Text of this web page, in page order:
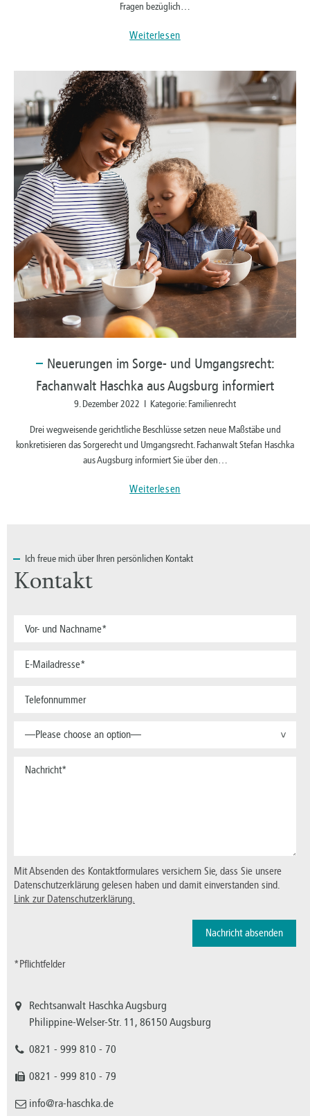
Fragen bezüglich…
Weiterlesen
Neuerungen im Sorge- und Umgangsrecht:
Fachanwalt Haschka aus Augsburg informiert
9. Dezember 2022 I Kategorie: Familienrecht
Drei wegweisende gerichtliche Beschlüsse setzen neue Maßstäbe und
konkretisieren das Sorgerecht und Umgangsrecht. Fachanwalt Stefan Haschka
aus Augsburg informiert Sie über den…
Weiterlesen
Ich freue mich über Ihren persönlichen Kontakt
Kontakt
—Please choose an option— >
Mit Absenden des Kontaktformulares versichern Sie, dass Sie unsere
Datenschutzerklärung gelesen haben und damit einverstanden sind.
Link zur Datenschutzerklärung.
*Pflichtfelder
Rechtsanwalt Haschka Augsburg
Philippine-Welser-Str. 11, 86150 Augsburg
0821 - 999 810 - 70
0821 - 999 810 - 79
info@ra-haschka.de